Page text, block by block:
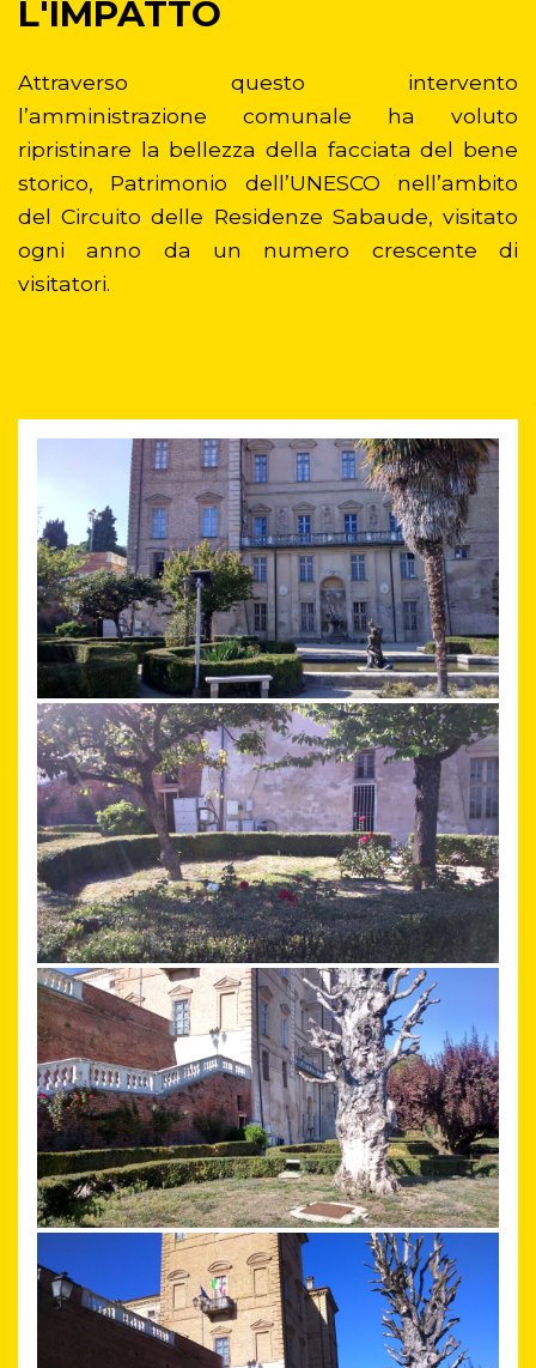
L'IMPATTO
Attraverso questo intervento
l’amministrazione comunale ha voluto
ripristinare la bellezza della facciata del bene
storico, Patrimonio dell’UNESCO nell’ambito
del Circuito delle Residenze Sabaude, visitato
ogni anno da un numero crescente di
visitatori.